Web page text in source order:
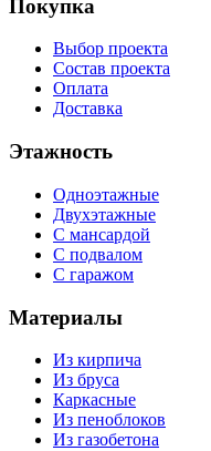
Покупка
Выбор проекта
Состав проекта
Оплата
Доставка
Этажность
Одноэтажные
Двухэтажные
С мансардой
С подвалом
С гаражом
Материалы
Из кирпича
Из бруса
Каркасные
Из пеноблоков
Из газобетона